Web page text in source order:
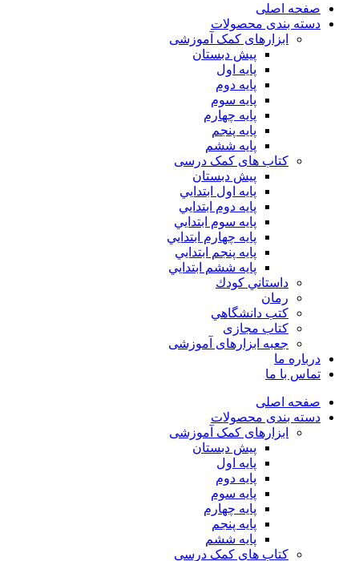
صفحه اصلی
دسته بندی محصولات
ابزارهای کمک آموزشی
پیش دبستان
پایه اول
پایه دوم
پایه سوم
پایه چهارم
پايه پنجم
پایه ششم
کتاب های کمک درسی
پیش دبستان
پايه اول ابتدايي
پايه دوم ابتدايي
پايه سوم ابتدايي
پايه چهارم ابتدايي
پايه پنجم ابتدايي
پايه ششم ابتدايي
داستاني كودك
رمان
كتب دانشگاهي
کتاب مجازی
جعبه ابزارهای آموزشی
درباره ما
تماس با ما
صفحه اصلی
دسته بندی محصولات
ابزارهای کمک آموزشی
پیش دبستان
پایه اول
پایه دوم
پایه سوم
پایه چهارم
پايه پنجم
پایه ششم
کتاب های کمک درسی